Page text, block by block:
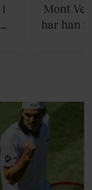
i
Mont
har han